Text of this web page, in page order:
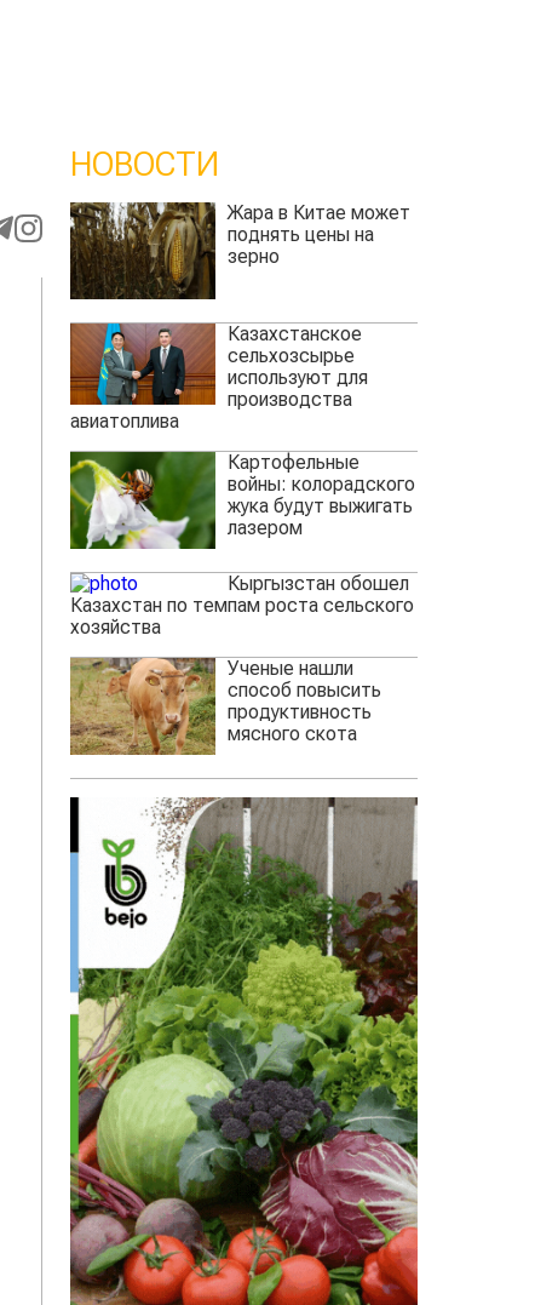
НОВОСТИ
Жара в Китае может
поднять цены на
зерно
Казахстанское
сельхозсырье
используют для
производства
авиатоплива
Картофельные
войны: колорадского
жука будут выжигать
лазером
Кыргызстан обошел
Казахстан по темпам роста сельского
хозяйства
Ученые нашли
способ повысить
продуктивность
мясного скота